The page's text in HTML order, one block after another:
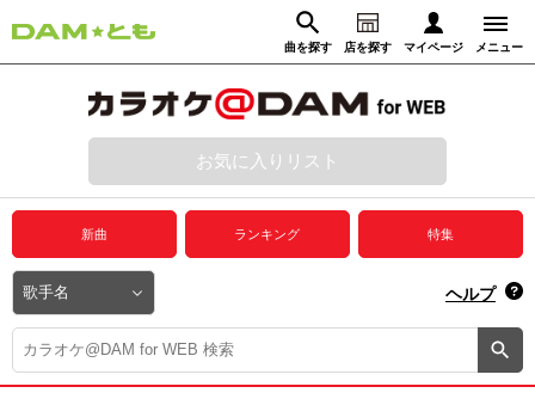
曲を探す 店を探す マイページ メニュー
動画からさがす 録音からさがす
ログイン
プレミアムサービス
DAM★とも動画
DAM★とも録音
カラオケ＠DAM
お気に入りリスト
新曲 ランキング 特集
ヘルプ